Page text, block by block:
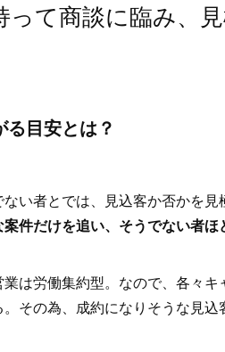
て商談に臨み、
る目安とは？
い者とでは、見込客か否かを見
件だけを追い、そうでない者
は労働集約型。なので、各々
その為、成約になりそうな見